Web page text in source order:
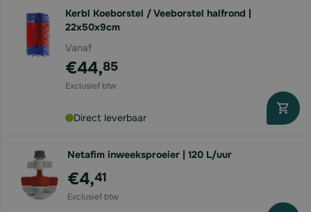
Kerbl Koeborstel / Veeborstel halfrond |
22x50x9cm
Vanaf
€44,85
Direct leverbaar
Netafim inweeksproeier | 120 L/uur
€4,41